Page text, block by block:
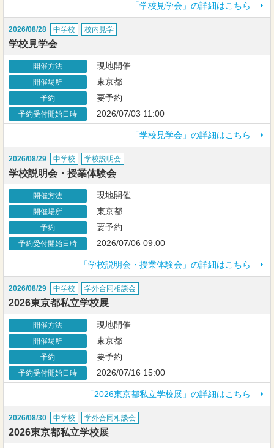
「学校見学会」の詳細はこちら
2026/08/28 中学校 校内見学
学校見学会
開催方法 現地開催
開催場所 東京都
予約 要予約
予約受付開始日時 2026/07/03 11:00
「学校見学会」の詳細はこちら
2026/08/29 中学校 学校説明会
学校説明会・授業体験会
開催方法 現地開催
開催場所 東京都
予約 要予約
予約受付開始日時 2026/07/06 09:00
「学校説明会・授業体験会」の詳細はこちら
2026/08/29 中学校 学外合同相談会
2026東京都私立学校展
開催方法 現地開催
開催場所 東京都
予約 要予約
予約受付開始日時 2026/07/16 15:00
「2026東京都私立学校展」の詳細はこちら
2026/08/30 中学校 学外合同相談会
2026東京都私立学校展